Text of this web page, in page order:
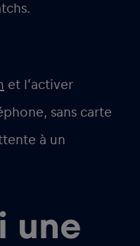
et l’activer
sans carte
à un
une